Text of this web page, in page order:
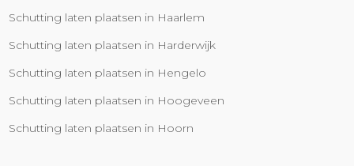
Schutting laten plaatsen in Haarlem
Schutting laten plaatsen in Harderwijk
Schutting laten plaatsen in Hengelo
Schutting laten plaatsen in Hoogeveen
Schutting laten plaatsen in Hoorn